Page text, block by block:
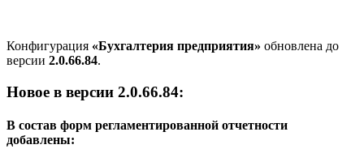
Конфигурация «Бухгалтерия предприятия» обновлена до
версии 2.0.66.84.
Новое в версии 2.0.66.84:
В состав форм регламентированной отчетности
добавлены: